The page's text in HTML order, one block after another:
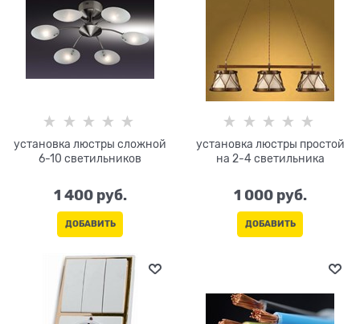
установка люстры сложной
6-10 светильников
1 400 руб.
ДОБАВИТЬ
установка люстры простой
на 2-4 светильника
1 000 руб.
ДОБАВИТЬ